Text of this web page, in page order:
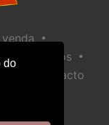
do
•
de Biscoitos •
Ajuda / Contacto